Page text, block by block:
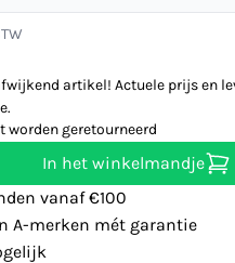
artikel! Actuele prijs en
worden geretourneerd
In het winkelmandje
vanaf €100
A-merken mét garantie